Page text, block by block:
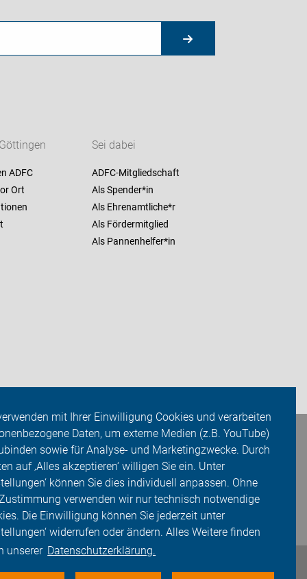
mit Ihrer Einwilligung Cookies und verarbeiten
Daten, um externe Medien (z.B. YouTube)
sowie für Analyse- und Marketingzwecke. Durch
auf ‚Alles akzeptieren‘ willigen Sie ein. Unter
können Sie dies individuell anpassen. Ohne
verwenden wir nur technisch notwendige
Die Einwilligung können Sie jederzeit unter
widerrufen oder ändern. Alles Weitere finden
unserer Datenschutzerklärung.
ADFC
Ort
Sei dabei
ADFC-Mitgliedschaft
Als Spender*in
Als Ehrenamtliche*r
Als Fördermitglied
Als Pannenhelfer*in